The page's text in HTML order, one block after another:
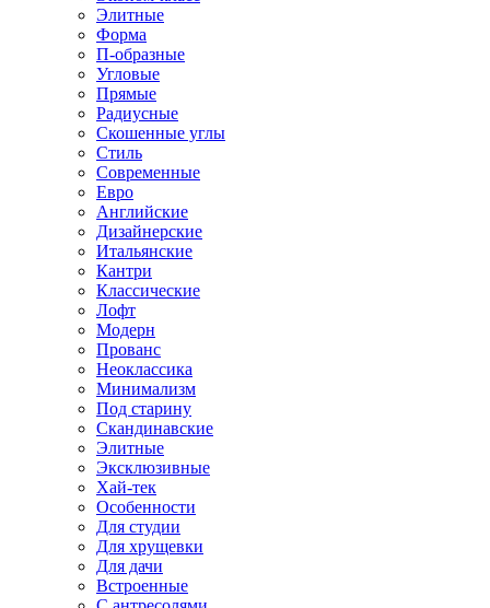
Элитные
Форма
П-образные
Угловые
Прямые
Радиусные
Скошенные углы
Стиль
Современные
Евро
Английские
Дизайнерские
Итальянские
Кантри
Классические
Лофт
Модерн
Прованс
Неоклассика
Минимализм
Под старину
Скандинавские
Элитные
Эксклюзивные
Хай-тек
Особенности
Для студии
Для хрущевки
Для дачи
Встроенные